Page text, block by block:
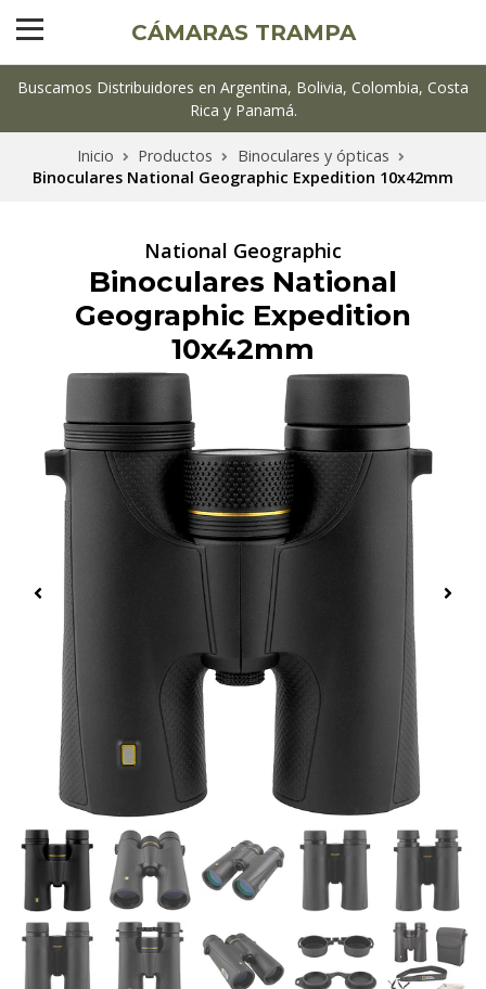
CÁMARAS TRAMPA
Buscamos Distribuidores en Argentina, Bolivia, Colombia, Costa
Rica y Panamá.
Inicio Productos
Binoculares y ópticas
Binoculares National Geographic Expedition 10x42mm
National Geographic
Binoculares National
Geographic Expedition
10x42mm